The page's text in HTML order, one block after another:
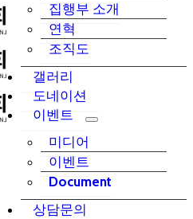
집행부 소개
연혁
조직도
갤러리
도네이션
이벤트
미디어
이벤트
Document
상담문의